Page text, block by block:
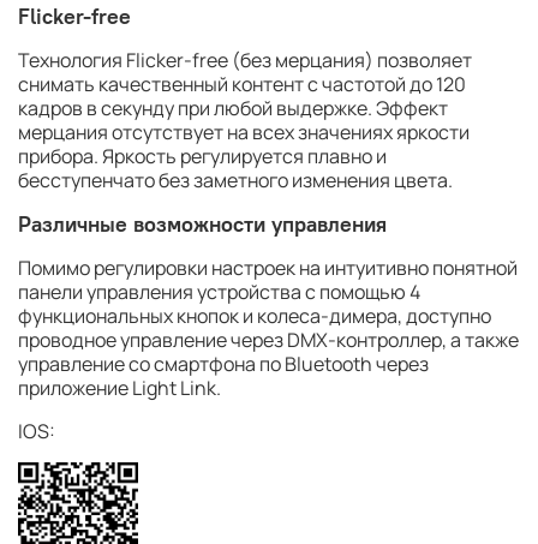
Flicker-free
Технология Flicker-free (без мерцания) позволяет
снимать качественный контент с частотой до 120
кадров в секунду при любой выдержке. Эффект
мерцания отсутствует на всех значениях яркости
прибора. Яркость регулируется плавно и
бесступенчато без заметного изменения цвета.
Различные возможности управления
Помимо регулировки настроек на интуитивно понятной
панели управления устройства с помощью 4
функциональных кнопок и колеса-димера, доступно
проводное управление через DMX-контроллер, а также
управление со смартфона по Bluetooth через
приложение Light Link.
IOS: